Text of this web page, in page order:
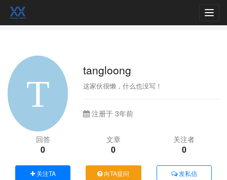
tangloong
这家伙很懒，什么也没写！
注册于 3年前
回答
0
文章
0
关注者
0
关注TA 向TA提问 发私信